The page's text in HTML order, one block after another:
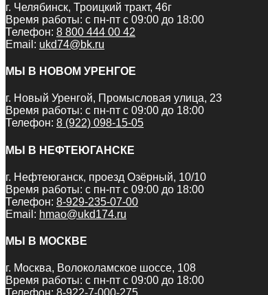
г. Челябинск, Троицкий тракт, 46г
Время работы: с пн-пт с 09:00 до 18:00
Телефон: 8 800 444 00 42
Email: ukd74@bk.ru
МЫ В НОВОМ УРЕНГОЕ
г. Новый Уренгой, Промысловая улица, 23
Время работы: с пн-пт с 09:00 до 18:00
Телефон: 8 (922) 098-15-05
МЫ В НЕФТЕЮГАНСКЕ
г. Нефтеюганск, проезд Озёрный, 10/10
Время работы: с пн-пт с 09:00 до 18:00
Телефон: 8-929-235-07-00
Email: hmao@ukd174.ru
МЫ В МОСКВЕ
г. Москва, Волоколамское шоссе, 108
Время работы: с пн-пт с 09:00 до 18:00